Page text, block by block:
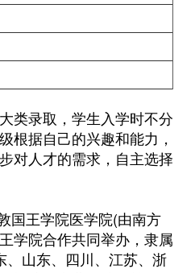
录取，学生入学时不分
根据自己的兴趣和能力，
对人才的需求，自主选择
王学院医学院(由南方
学院合作共同举办，隶属
、山东、四川、江苏、浙